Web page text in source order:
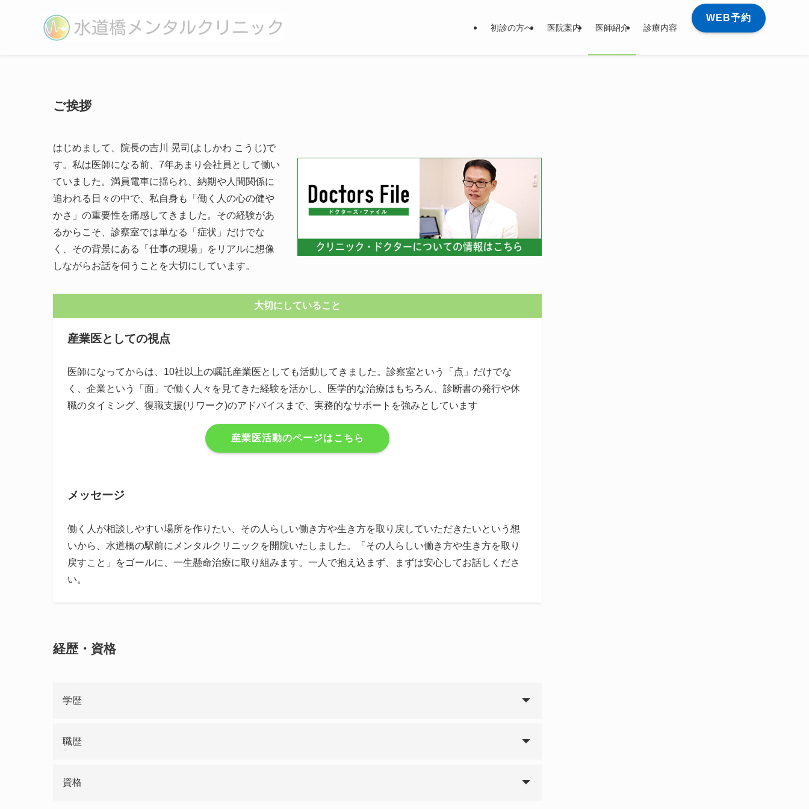
初診の方へ 医院案内 医師紹介 診療内容
WEB予約
ご挨拶
はじめまして、院長の吉川 晃司(よしかわ こうじ)で
す。私は医師になる前、7年あまり会社員として働い
ていました。満員電車に揺られ、納期や人間関係に
追われる日々の中で、私自身も「働く人の心の健や
かさ」の重要性を痛感してきました。その経験があ
るからこそ、診察室では単なる「症状」だけでな
く、その背景にある「仕事の現場」をリアルに想像
しながらお話を伺うことを大切にしています。
大切にしていること
産業医としての視点
医師になってからは、10社以上の嘱託産業医としても活動してきました。診察室という「点」だけでな
く、企業という「面」で働く人々を見てきた経験を活かし、医学的な治療はもちろん、診断書の発行や休
職のタイミング、復職支援(リワーク)のアドバイスまで、実務的なサポートを強みとしています
産業医活動のページはこちら
メッセージ
働く人が相談しやすい場所を作りたい、その人らしい働き方や生き方を取り戻していただきたいという想
いから、水道橋の駅前にメンタルクリニックを開院いたしました。「その人らしい働き方や生き方を取り
戻すこと」をゴールに、一生懸命治療に取り組みます。一人で抱え込まず、まずは安心してお話しくださ
い。
経歴・資格
学歴
職歴
資格